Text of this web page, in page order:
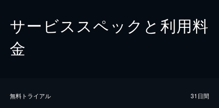
サービススペックと利用料
金
無料トライアル 31日間